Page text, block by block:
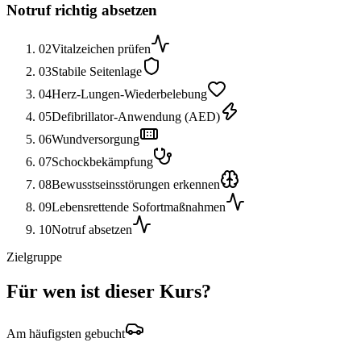
Notruf richtig absetzen
02Vitalzeichen prüfen
03Stabile Seitenlage
04Herz-Lungen-Wiederbelebung
05Defibrillator-Anwendung (AED)
06Wundversorgung
07Schockbekämpfung
08Bewusstseinsstörungen erkennen
09Lebensrettende Sofortmaßnahmen
10Notruf absetzen
Zielgruppe
Für wen ist dieser Kurs?
Am häufigsten gebucht